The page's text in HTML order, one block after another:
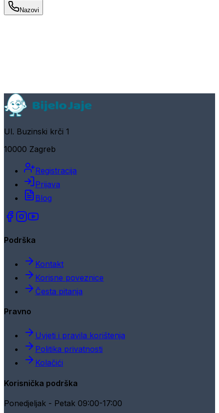
Nazovi
Ul. Buzinski krči 1
10000 Zagreb
Registracija
Prijava
Blog
Podrška
Kontakt
Korisne poveznice
Česta pitanja
Pravno
Uvjeti i pravila korištenja
Politika privatnosti
Kolačići
Korisnička podrška
Ponedjeljak - Petak 09:00-17:00